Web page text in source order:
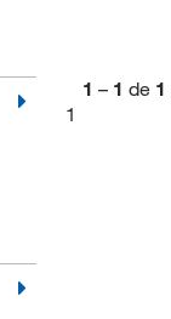
1 – 1 de 1
1